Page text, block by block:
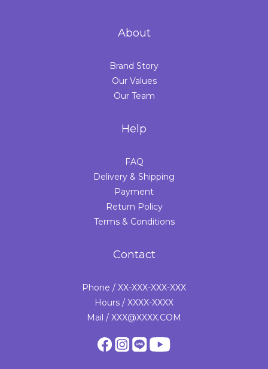
About
Brand Story
Our Values
Our Team
Help
FAQ
Delivery & Shipping
Payment
Return Policy
Terms & Conditions
Contact
Phone / XX-XXX-XXX-XXX
Hours / XXXX-XXXX
Mail / XXX@XXXX.COM